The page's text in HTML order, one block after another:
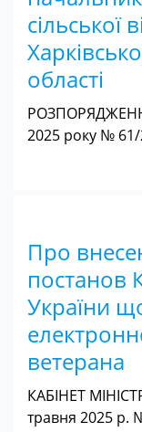
сільської
області
2025 року №
Про
постанов
України
ветерана
КАБІНЕТ
травня 2025 р.